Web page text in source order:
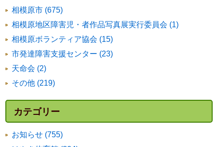
相模原市 (675)
相模原地区障害児・者作品写真展実行委員会 (1)
相模原ボランティア協会 (15)
市発達障害支援センター (23)
天命会 (2)
その他 (219)
カテゴリー
お知らせ (755)